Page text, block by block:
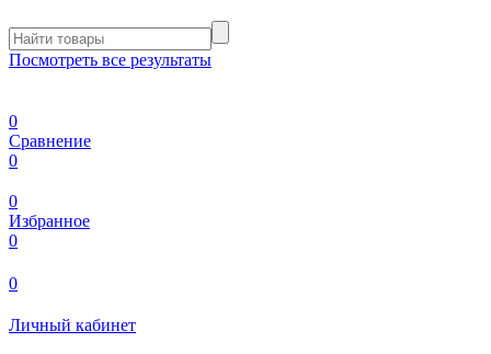
Посмотреть все результаты
0
Сравнение
0
0
Избранное
0
0
Личный кабинет